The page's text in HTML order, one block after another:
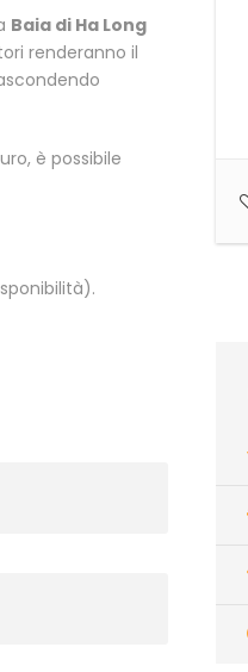
Baia di Ha Long
renderanno il
è possibile